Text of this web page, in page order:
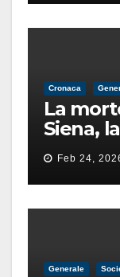
Cronaca
La
Siena,
pista di
finita
Feb 24,
Generale